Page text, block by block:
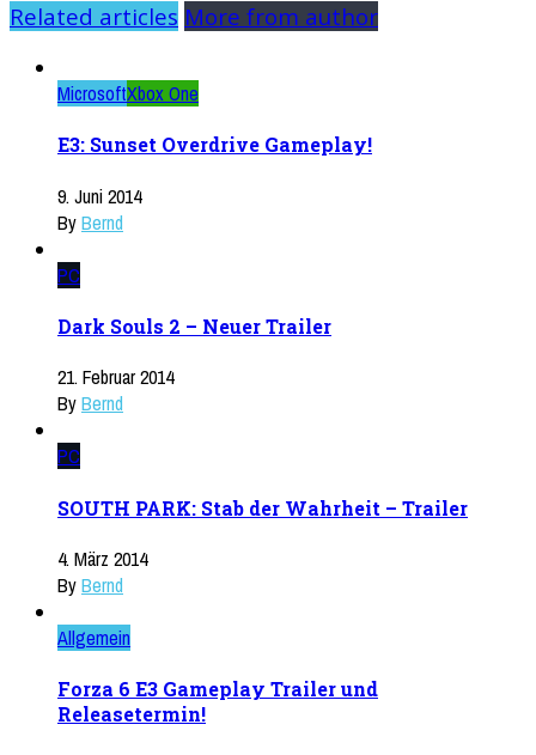
Related articles More from author
MicrosoftXbox One
E3: Sunset Overdrive Gameplay!
9. Juni 2014
ByBernd
PC
Dark Souls 2 – Neuer Trailer
21. Februar 2014
ByBernd
PC
SOUTH PARK: Stab der Wahrheit – Trailer
4. März 2014
ByBernd
Allgemein
Forza 6 E3 Gameplay Trailer und
Releasetermin!